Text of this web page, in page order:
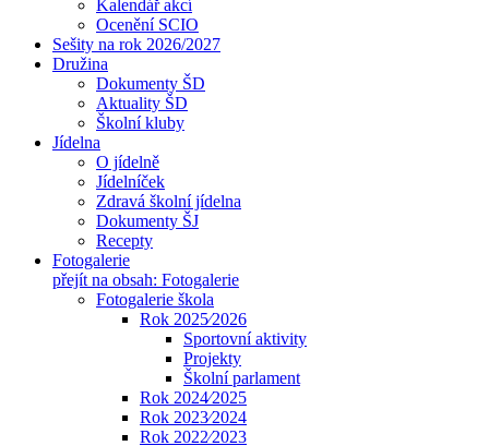
Kalendář akcí
Ocenění SCIO
Sešity na rok 2026/2027
Družina
Dokumenty ŠD
Aktuality ŠD
Školní kluby
Jídelna
O jídelně
Jídelníček
Zdravá školní jídelna
Dokumenty ŠJ
Recepty
Fotogalerie
přejít na obsah: Fotogalerie
Fotogalerie škola
Rok 2025⁄2026
Sportovní aktivity
Projekty
Školní parlament
Rok 2024⁄2025
Rok 2023⁄2024
Rok 2022⁄2023